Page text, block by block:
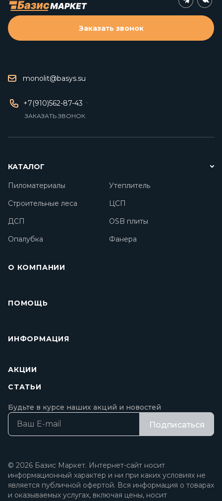
monolit@basys.su
+7(910)562-87-43
ЗАКАЗАТЬ ЗВОНОК
Заказать звонок
КАТАЛОГ
Пиломатериалы
Утеплитель
Строительные леса
ЦСП
ДСП
OSB плиты
Опалубка
Фанера
О КОМПАНИИ
ПОМОЩЬ
ИНФОРМАЦИЯ
АКЦИИ
СТАТЬИ
Будьте в курсе наших акций и новостей
Подписаться
© 2026 Базис Маркет. Интернет-сайт носит
информационный характер и ни при каких условиях не
является публичной офертой. Вся информация о товарах
и оказываемых услугах, включая цены, носит